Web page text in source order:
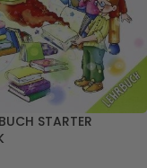
STARTER